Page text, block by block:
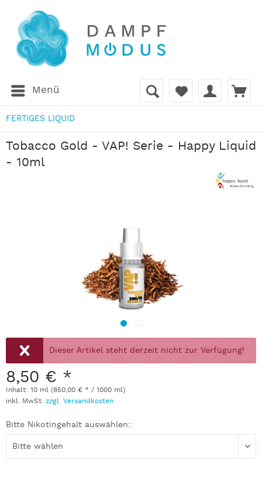
Menü
FERTIGES LIQUID
Tobacco Gold - VAP! Serie - Happy Liquid
- 10ml
Dieser Artikel steht derzeit nicht zur Verfügung!
8,50 € *
Inhalt: 10 ml (850,00 € * / 1000 ml)
inkl. MwSt. zzgl. Versandkosten
Bitte Nikotingehalt auswählen::